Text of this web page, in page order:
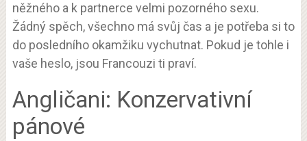
něžného a k partnerce velmi pozorného sexu.
Žádný spěch, všechno má svůj čas a je potřeba si to
do posledního okamžiku vychutnat. Pokud je tohle i
vaše heslo, jsou Francouzi ti praví.
Angličani: Konzervativní
pánové